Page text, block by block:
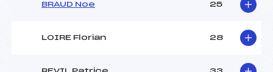
BRAUD Noe 25
LOIRE Florian 28